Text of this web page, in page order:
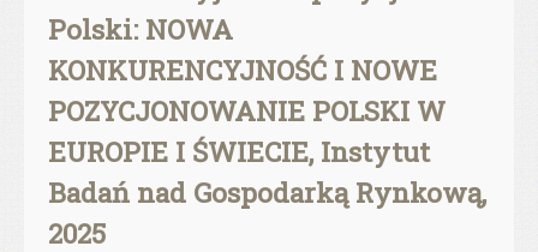
Polski: NOWA
KONKURENCYJNOŚĆ I NOWE
POZYCJONOWANIE POLSKI W
EUROPIE I ŚWIECIE, Instytut
Badań nad Gospodarką Rynkową,
2025